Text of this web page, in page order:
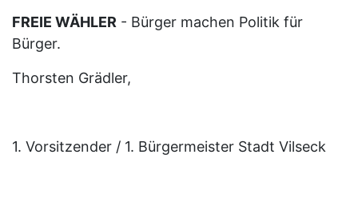
FREIE WÄHLER - Bürger machen Politik für
Bürger.
Thorsten Grädler,
1. Vorsitzender / 1. Bürgermeister Stadt Vilseck